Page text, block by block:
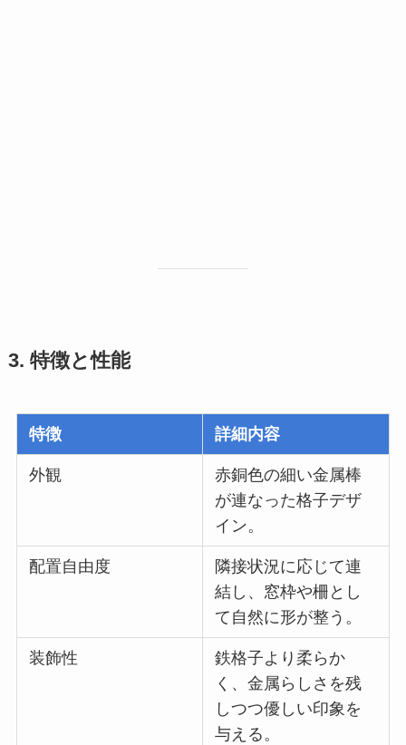
3. 特徴と性能
特徴 詳細内容
外観
赤銅色の細い金属棒
が連なった格子デザ
イン。
配置自由度
隣接状況に応じて連
結し、窓枠や柵とし
て自然に形が整う。
装飾性
鉄格子より柔らか
く、金属らしさを残
しつつ優しい印象を
与える。